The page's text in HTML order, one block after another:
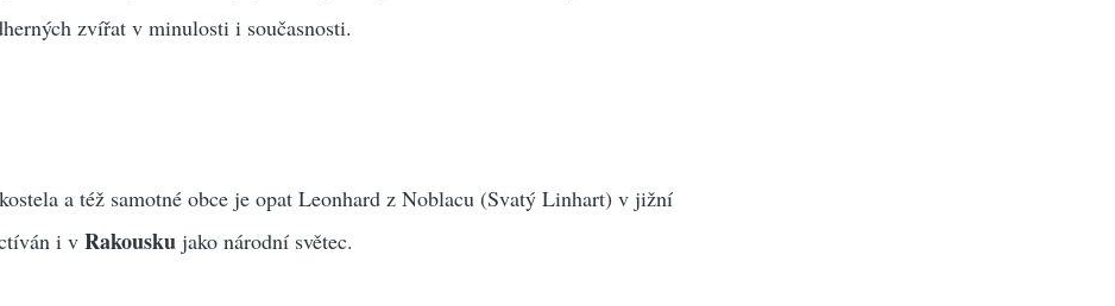
zvířat v minulosti i současnosti.
a též samotné obce je opat Leonhard z Noblacu (Svatý Linhart) v jižní
i vRakousku jako národní světec.